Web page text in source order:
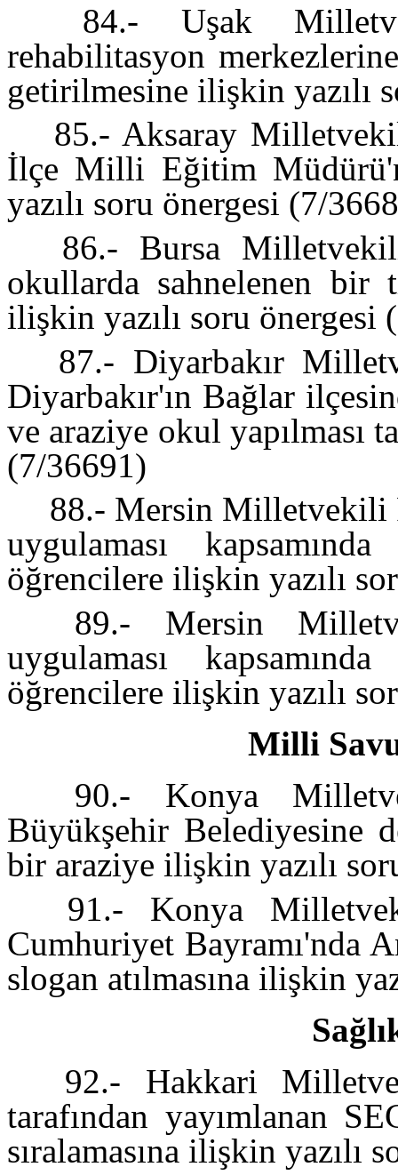
84.- Uşak
rehabilitasyon
getirilmesine ilişkin yazılı
85.- Aksaray
İlçe Milli Eğitim
yazılı soru önergesi (7/
86.- Bursa
okullarda sahnelenen
ilişkin yazılı soru
87.- Diyarbakır
Diyarbakır'ın Bağlar
ve araziye okul yapılması
(7/36691)
88.- Mersin Milletvekili
uygulaması
öğrencilere ilişkin yazılı
89.- Mersin
uygulaması
öğrencilere ilişkin yazılı
Milli
90.- Konya
Büyükşehir Belediyesine
bir araziye ilişkin yazılı
91.- Konya
Cumhuriyet Bayramı'nda
slogan atılmasına ilişkin
92.- Hakkari
tarafından yayımlanan
sıralamasına ilişkin yazılı